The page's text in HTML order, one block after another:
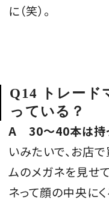
に（笑）。
Q14 トレード
っている？
A 30〜40本は持
いみたいで、お店
ムのメガネを見せ
ネって顔の中央に